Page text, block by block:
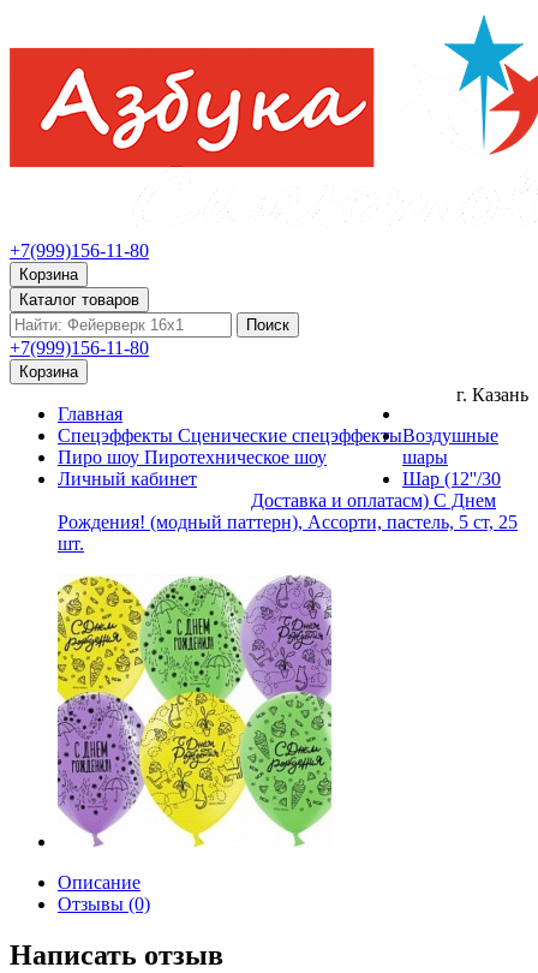
+7(999)156-11-80
Корзина
Каталог товаров
Поиск
+7(999)156-11-80
Корзина
Главная
Спецэффекты Сценические спецэффекты
Пиро шоу Пиротехническое шоу
Личный кабинет
Доставка и оплата
г. Казань
Воздушные
шары
Шар (12''/30
см) С Днем
Рождения! (модный паттерн), Ассорти, пастель, 5 ст, 25
шт.
Описание
Отзывы (0)
Написать отзыв